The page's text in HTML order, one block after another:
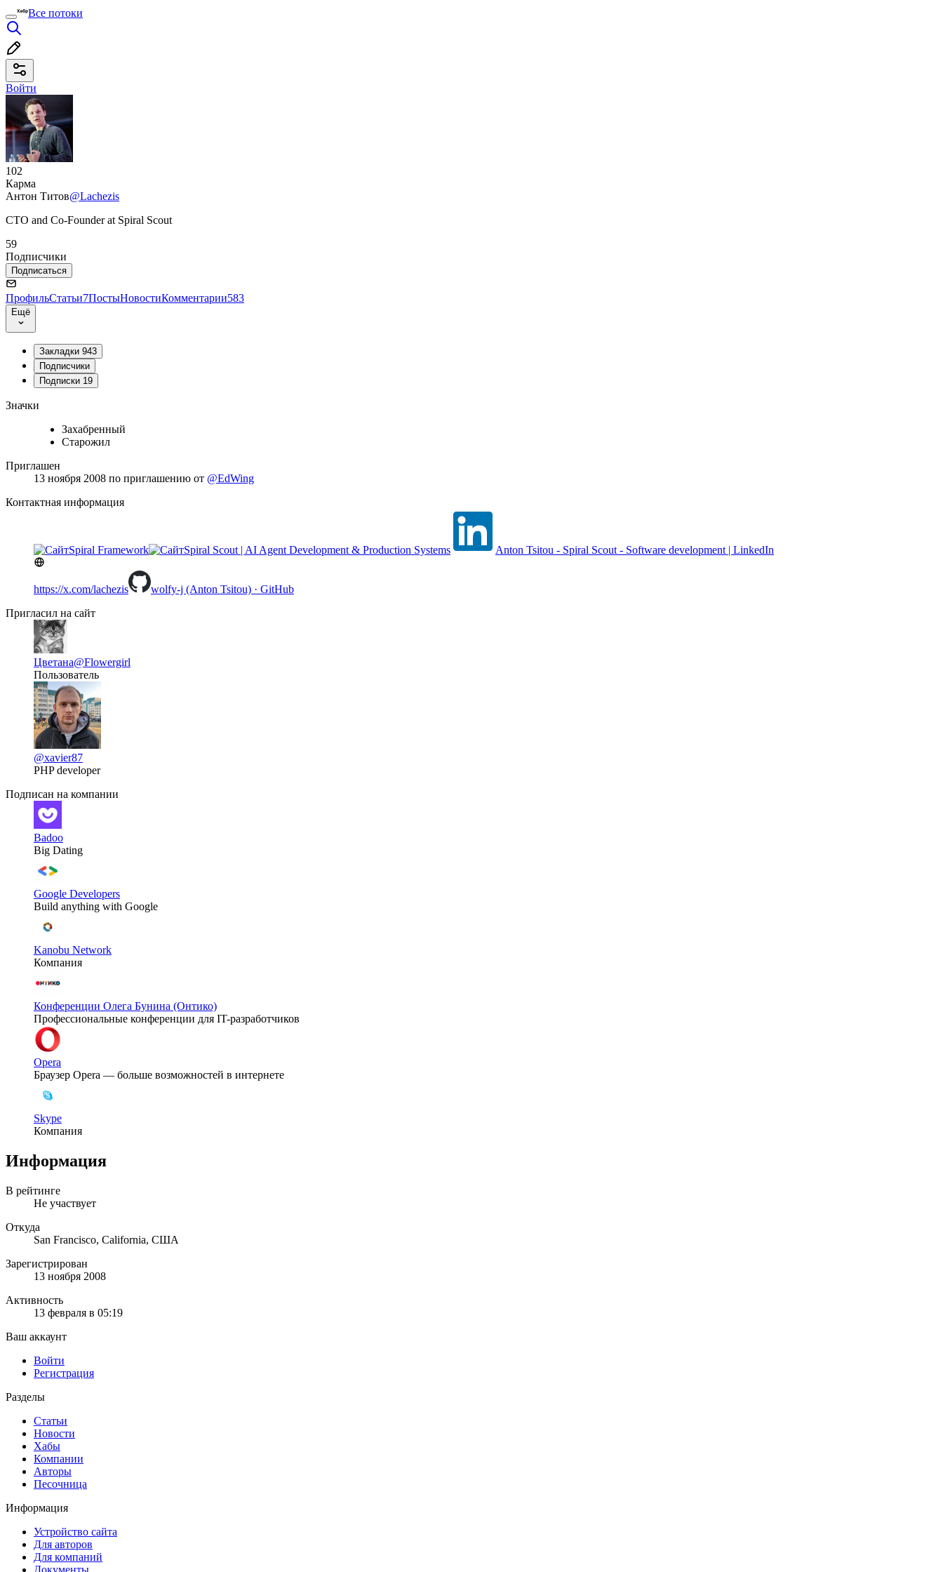
Все потоки
Войти
102
Карма
Антон Титов@Lachezis
CTO and Co-Founder at Spiral Scout
59
Подписчики
Подписаться
ПрофильСтатьи7ПостыНовостиКомментарии583
Ещё
Закладки 943
Подписчики
Подписки 19
Значки
Захабренный
Старожил
Приглашен
13 ноября 2008 по приглашению от @EdWing
Контактная информация
Spiral Framework Spiral Scout | AI Agent Development & Production Systems Anton Tsitou - Spiral Scout - Software development | LinkedIn
https://x.com/lachezis
wolfy-j (Anton Tsitou) · GitHub
Пригласил на сайт
Цветана@Flowergirl
Пользователь
@xavier87
PHP developer
Подписан на компании
Badoo
Big Dating
Google Developers
Build anything with Google
Kanobu Network
Компания
Конференции Олега Бунина (Онтико)
Профессиональные конференции для IT-разработчиков
Opera
Браузер Opera — больше возможностей в интернете
Skype
Компания
Информация
В рейтинге
Не участвует
Откуда
San Francisco, California, США
Зарегистрирован
13 ноября 2008
Активность
13 февраля в 05:19
Ваш аккаунт
Войти
Регистрация
Разделы
Статьи
Новости
Хабы
Компании
Авторы
Песочница
Информация
Устройство сайта
Для авторов
Для компаний
Документы